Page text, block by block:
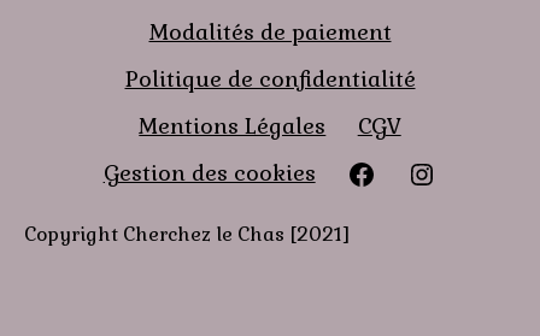
Modalités de paiement
Politique de confidentialité
Mentions Légales
CGV
Gestion des cookies
Facebook
Copyright Cherchez le Chas [2021]